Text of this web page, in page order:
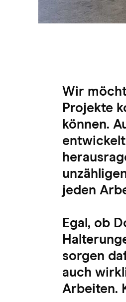
Wir
Projekte
können.
jeden
Egal, ob
sorgen
auch
Arbeiten.